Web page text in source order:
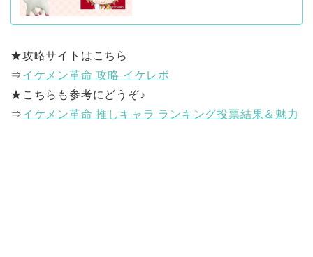
★攻略サイトはこちら
⇒イケメン革命 攻略 イケレボ
★こちらも参考にどうぞ♪
⇒イケメン革命 推しキャラ ランキング投票結果＆魅力